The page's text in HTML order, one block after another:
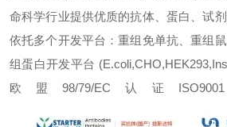
命科学行业提供优质的抗体、蛋白、试
依托多个开发平台：重组免单抗、重组
组蛋白开发平台
欧盟98/79/EC认证